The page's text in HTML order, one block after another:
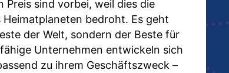
Preis sind vorbei, weil dies die
Heimatplaneten bedroht. Es geht
der Welt, sondern der Beste für
Unternehmen entwickeln sich
zu ihrem Geschäftszweck –